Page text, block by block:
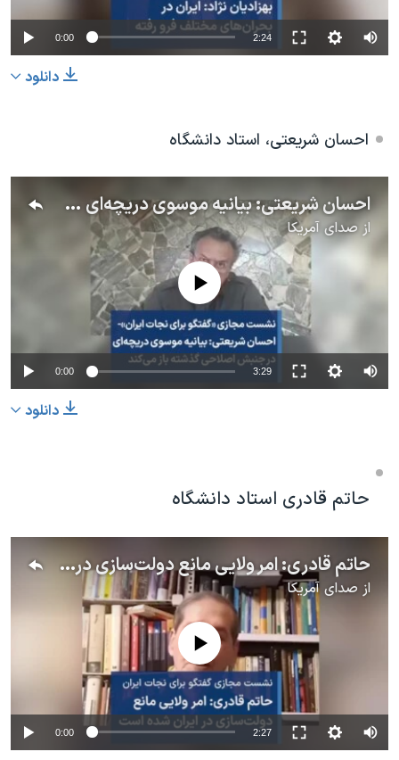
0:00 2:24
دانلود
احسان شریعتی، استاد دانشگاه
احسان شریعتی: بیانیه موسوی دریچه‌ای در جنبش اصلاحی گذشته باز می‌کند
ازصدای آمریکا
No media source currently available
0:00 3:29
دانلود
حاتم قادری استاد دانشگاه
حاتم قادری: امر ولایی مانع دولت‌سازی در ایران شده است
از صدای آمریکا
No media source currently available
0:00 2:27